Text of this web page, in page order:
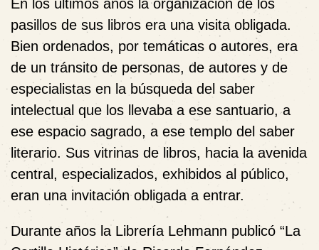
En los últimos años la organización de los
pasillos de sus libros era una visita obligada.
Bien ordenados, por temáticas o autores, era
de un tránsito de personas, de autores y de
especialistas en la búsqueda del saber
intelectual que los llevaba a ese santuario, a
ese espacio sagrado, a ese templo del saber
literario. Sus vitrinas de libros, hacia la avenida
central, especializados, exhibidos al público,
eran una invitación obligada a entrar.
Durante años la Librería Lehmann publicó “La